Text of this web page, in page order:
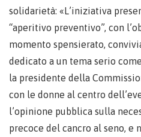
solidarietà: «L’iniziativa
“aperitivo preventivo”, con
momento spensierato,
dedicato a un tema serio
la presidente della
con le donne al centro
l’opinione pubblica sulla
precoce del cancro al seno, e